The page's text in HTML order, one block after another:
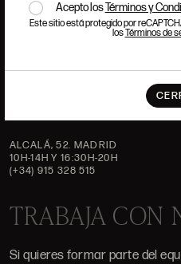
Acepto losTérminos y
Este sitio está protegido por
losTérminos de
CONTACTO
DÓNDE
ALCALÁ, 52. MADRID
10H-14H Y 16:30H-20H
(+34) 915 328 515
TRABAJA CON
Si quieres formar parte del